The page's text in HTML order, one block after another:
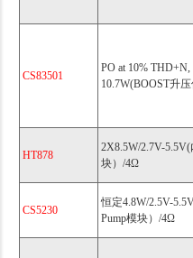
CS83501
PO at 10%
10.7W(BOOST升
HT878
2X8.5W/2.7V-
块）/4Ω
CS5230
恒定4.8W/2.5V-
Pump模块）/4Ω